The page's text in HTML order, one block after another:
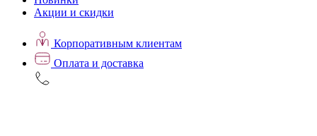
Акции и скидки
Корпоративным клиентам
Оплата и доставка